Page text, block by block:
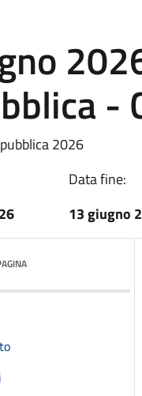
-
2026
Data fine:
13 giugno